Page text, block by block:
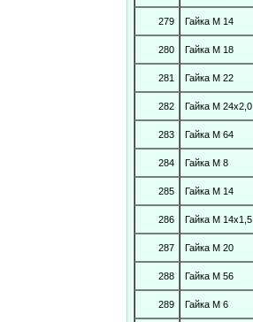
279 Гайка М 14
280 Гайка М 18
281 Гайка М 22
282 Гайка М 24х2,0
283 Гайка М 64
284 Гайка М 8
285 Гайка М 14
286 Гайка М 14х1,5
287 Гайка М 20
288 Гайка М 56
289 Гайка М 6